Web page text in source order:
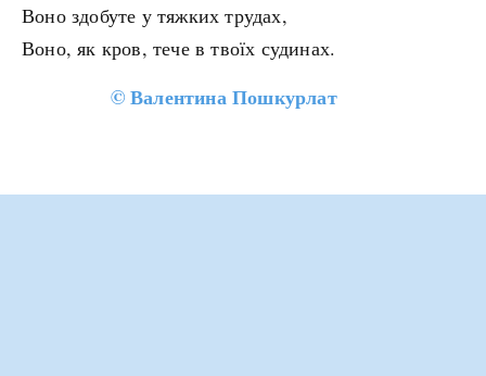
Воно здобуте у тяжких трудах,
Воно, як кров, тече в твоїх судинах.
©Валентина Пошкурлат